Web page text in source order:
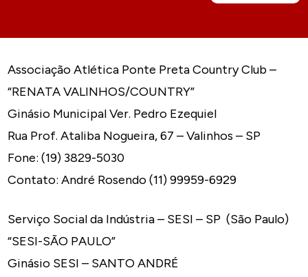
Associação Atlética Ponte Preta Country Club –
“RENATA VALINHOS/COUNTRY”
Ginásio Municipal Ver. Pedro Ezequiel
Rua Prof. Ataliba Nogueira, 67 – Valinhos – SP
Fone: (19) 3829-5030
Contato: André Rosendo (11) 99959-6929
Serviço Social da Indústria – SESI – SP (São Paulo)
“SESI-SÃO PAULO”
Ginásio SESI – SANTO ANDRÉ